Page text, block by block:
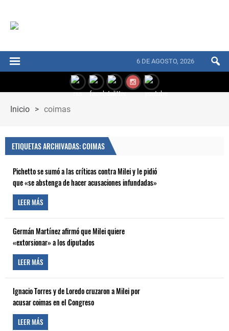
6 DE AGOSTO, 2026
Inicio > coimas
ETIQUETAS ARCHIVADAS: COIMAS
Pichetto se sumó a las críticas contra Milei y le pidió
que «se abstenga de hacer acusaciones infundadas»
LEER MÁS
Germán Martínez afirmó que Milei quiere
«extorsionar» a los diputados
LEER MÁS
Ignacio Torres y de Loredo cruzaron a Milei por
acusar coimas en el Congreso
LEER MÁS